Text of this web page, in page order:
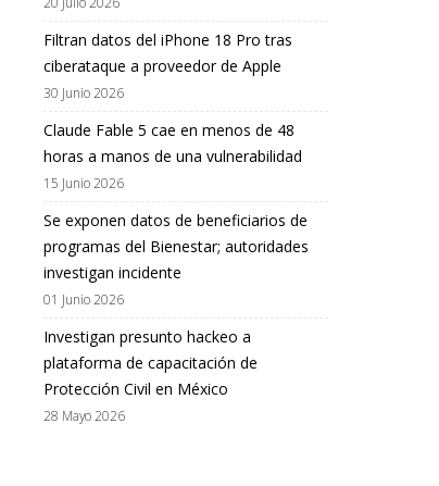
Filtran datos del iPhone 18 Pro tras
ciberataque a proveedor de Apple
30 Junio 2026
Claude Fable 5 cae en menos de 48
horas a manos de una vulnerabilidad
15 Junio 2026
Se exponen datos de beneficiarios de
programas del Bienestar; autoridades
investigan incidente
01 Junio 2026
Investigan presunto hackeo a
plataforma de capacitación de
Protección Civil en México
28 Mayo 2026